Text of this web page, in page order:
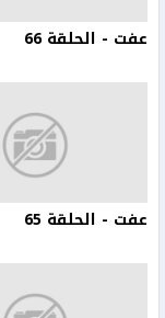
عفت - الحلقة 66
عفت - الحلقة 65